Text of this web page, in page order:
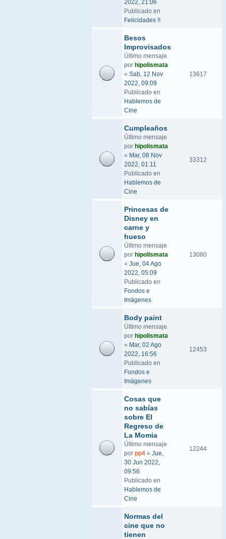
2022, 21:06
Publicado en
Felicidades !!
Besos
Improvisados
Último mensaje
por hipolismata
« Sab, 12 Nov
2022, 09:09
Publicado en
Hablemos de
Cine
13617
Cumpleaños
Último mensaje
por hipolismata
« Mar, 08 Nov
2022, 01:11
Publicado en
Hablemos de
Cine
33312
Princesas de
Disney en
carne y
hueso
Último mensaje
por hipolismata
« Jue, 04 Ago
2022, 05:09
Publicado en
Fondos e
Imágenes
13080
Body paint
Último mensaje
por hipolismata
« Mar, 02 Ago
2022, 16:56
Publicado en
Fondos e
Imágenes
12453
Cosas que
no sabías
sobre El
Regreso de
La Momia
Último mensaje
por pp4 « Jue,
30 Jun 2022,
09:56
Publicado en
Hablemos de
Cine
12244
Normas del
cine que no
tienen